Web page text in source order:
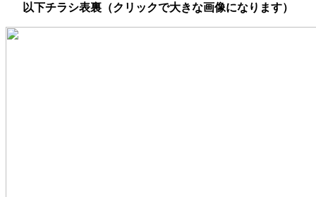
以下チラシ表裏（クリックで大きな画像になります）